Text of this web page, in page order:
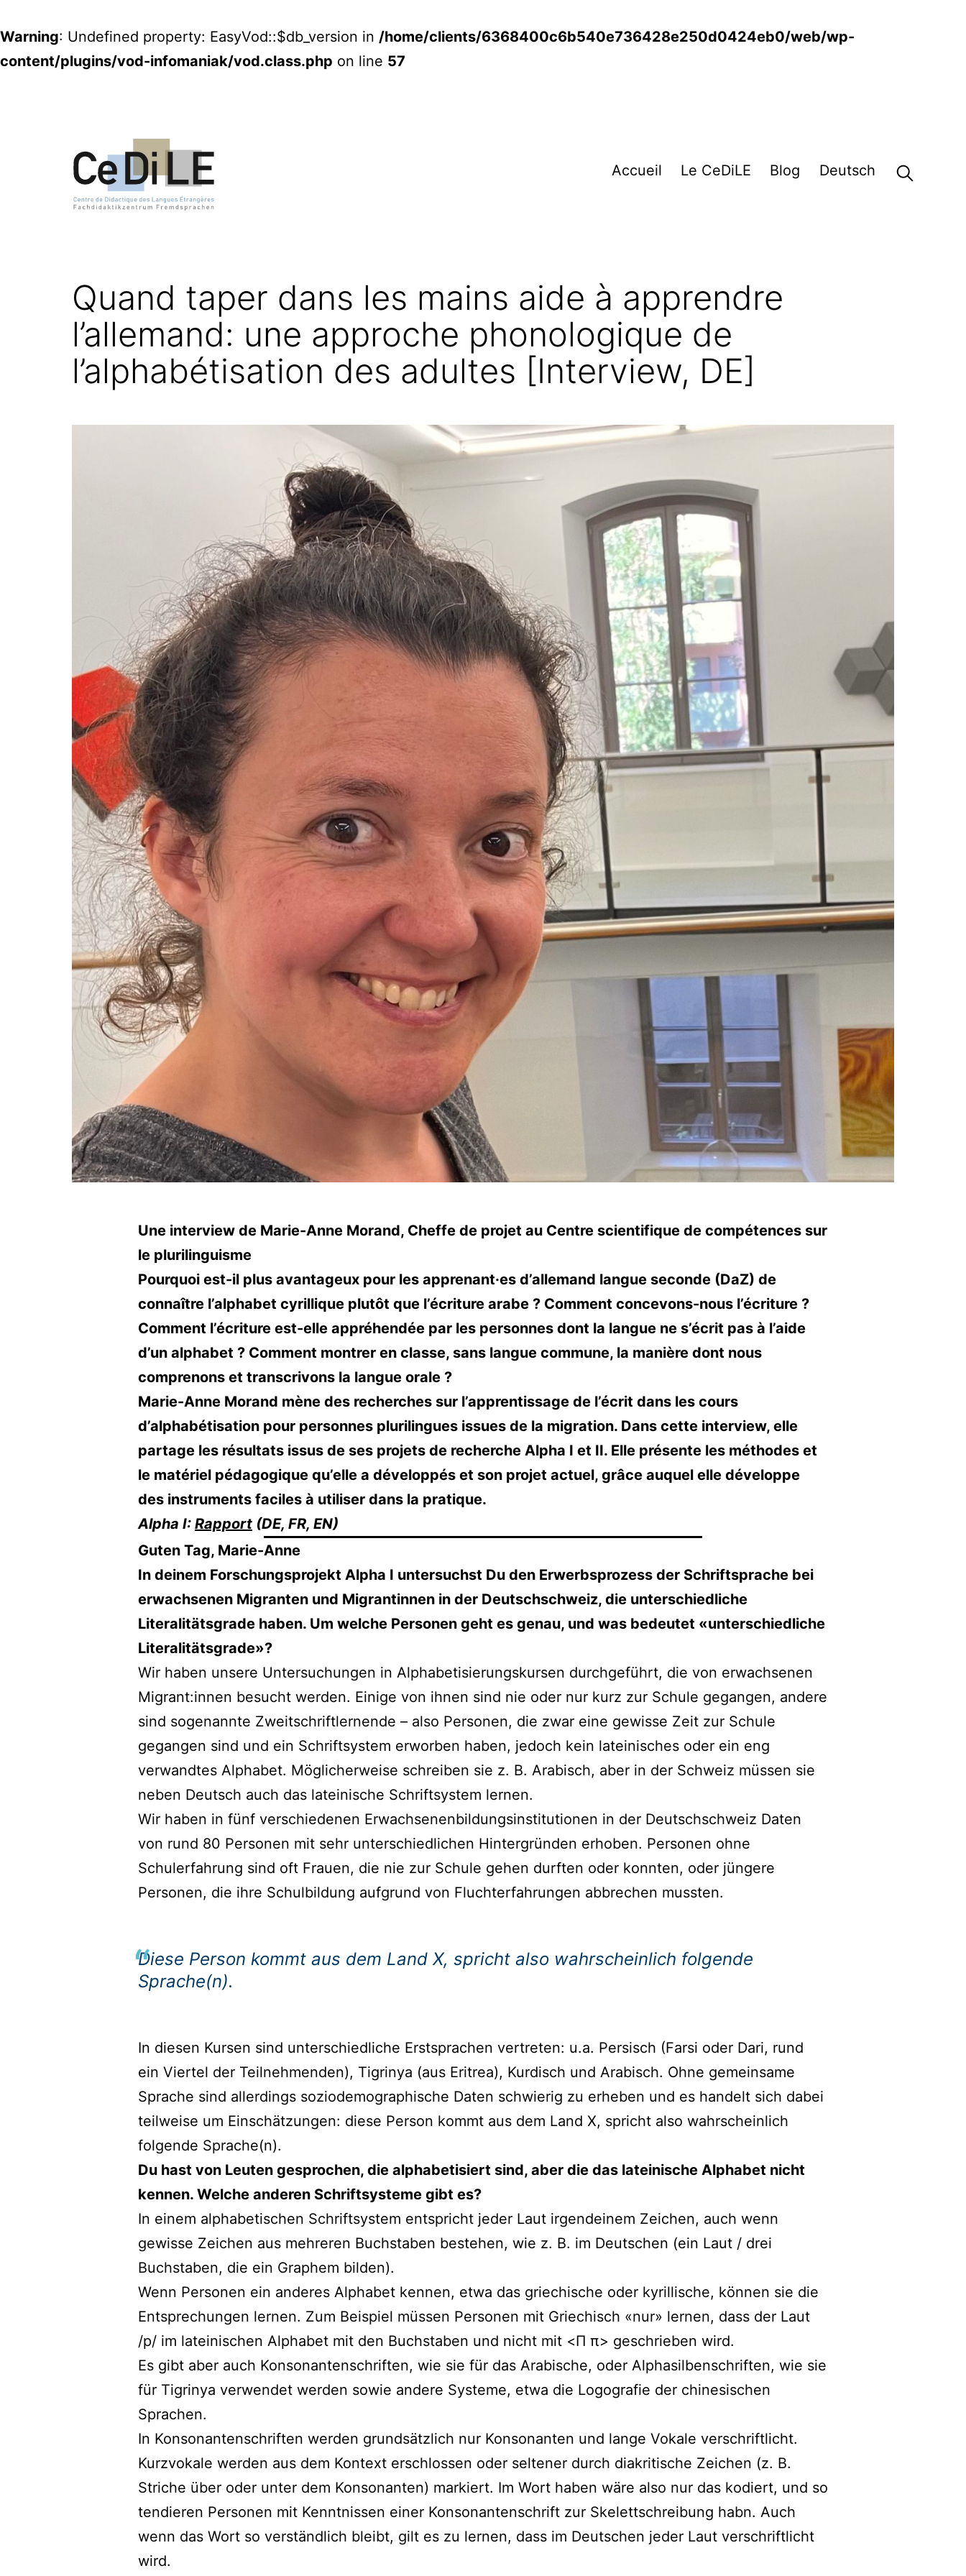
Warning: Undefined property: EasyVod::$db_version in /home/clients/6368400c6b540e736428e250d0424eb0/web/wp-
content/plugins/vod-infomaniak/vod.class.php on line 57
Accueil Le CeDiLE Blog Deutsch
Quand taper dans les mains aide à apprendre
l’allemand: une approche phonologique de
l’alphabétisation des adultes [Interview, DE]
Une interview de Marie-Anne Morand, Cheffe de projet au Centre scientifique de compétences sur
le plurilinguisme
Pourquoi est-il plus avantageux pour les apprenant·es d’allemand langue seconde (DaZ) de
connaître l’alphabet cyrillique plutôt que l’écriture arabe ? Comment concevons-nous l’écriture ?
Comment l’écriture est-elle appréhendée par les personnes dont la langue ne s’écrit pas à l’aide
d’un alphabet ? Comment montrer en classe, sans langue commune, la manière dont nous
comprenons et transcrivons la langue orale ?
Marie-Anne Morand mène des recherches sur l’apprentissage de l’écrit dans les cours
d’alphabétisation pour personnes plurilingues issues de la migration. Dans cette interview, elle
partage les résultats issus de ses projets de recherche Alpha I et II. Elle présente les méthodes et
le matériel pédagogique qu’elle a développés et son projet actuel, grâce auquel elle développe
des instruments faciles à utiliser dans la pratique.
Alpha I: Rapport (DE, FR, EN)
Guten Tag, Marie-Anne
In deinem Forschungsprojekt Alpha I untersuchst Du den Erwerbsprozess der Schriftsprache bei
erwachsenen Migranten und Migrantinnen in der Deutschschweiz, die unterschiedliche
Literalitätsgrade haben. Um welche Personen geht es genau, und was bedeutet «unterschiedliche
Literalitätsgrade»?
Wir haben unsere Untersuchungen in Alphabetisierungskursen durchgeführt, die von erwachsenen
Migrant:innen besucht werden. Einige von ihnen sind nie oder nur kurz zur Schule gegangen, andere
sind sogenannte Zweitschriftlernende – also Personen, die zwar eine gewisse Zeit zur Schule
gegangen sind und ein Schriftsystem erworben haben, jedoch kein lateinisches oder ein eng
verwandtes Alphabet. Möglicherweise schreiben sie z. B. Arabisch, aber in der Schweiz müssen sie
neben Deutsch auch das lateinische Schriftsystem lernen.
Wir haben in fünf verschiedenen Erwachsenenbildungsinstitutionen in der Deutschschweiz Daten
von rund 80 Personen mit sehr unterschiedlichen Hintergründen erhoben. Personen ohne
Schulerfahrung sind oft Frauen, die nie zur Schule gehen durften oder konnten, oder jüngere
Personen, die ihre Schulbildung aufgrund von Fluchterfahrungen abbrechen mussten.
Diese Person kommt aus dem Land X, spricht also wahrscheinlich folgende
Sprache(n).
In diesen Kursen sind unterschiedliche Erstsprachen vertreten: u.a. Persisch (Farsi oder Dari, rund
ein Viertel der Teilnehmenden), Tigrinya (aus Eritrea), Kurdisch und Arabisch. Ohne gemeinsame
Sprache sind allerdings soziodemographische Daten schwierig zu erheben und es handelt sich dabei
teilweise um Einschätzungen: diese Person kommt aus dem Land X, spricht also wahrscheinlich
folgende Sprache(n).
Du hast von Leuten gesprochen, die alphabetisiert sind, aber die das lateinische Alphabet nicht
kennen. Welche anderen Schriftsysteme gibt es?
In einem alphabetischen Schriftsystem entspricht jeder Laut irgendeinem Zeichen, auch wenn
gewisse Zeichen aus mehreren Buchstaben bestehen, wie z. B. im Deutschen (ein Laut / drei
Buchstaben, die ein Graphem bilden).
Wenn Personen ein anderes Alphabet kennen, etwa das griechische oder kyrillische, können sie die
Entsprechungen lernen. Zum Beispiel müssen Personen mit Griechisch «nur» lernen, dass der Laut
/p/ im lateinischen Alphabet mit den Buchstaben und nicht mit <Π π> geschrieben wird.
Es gibt aber auch Konsonantenschriften, wie sie für das Arabische, oder Alphasilbenschriften, wie sie
für Tigrinya verwendet werden sowie andere Systeme, etwa die Logografie der chinesischen
Sprachen.
In Konsonantenschriften werden grundsätzlich nur Konsonanten und lange Vokale verschriftlicht.
Kurzvokale werden aus dem Kontext erschlossen oder seltener durch diakritische Zeichen (z. B.
Striche über oder unter dem Konsonanten) markiert. Im Wort haben wäre also nur das kodiert, und so
tendieren Personen mit Kenntnissen einer Konsonantenschrift zur Skelettschreibung habn. Auch
wenn das Wort so verständlich bleibt, gilt es zu lernen, dass im Deutschen jeder Laut verschriftlicht
wird.